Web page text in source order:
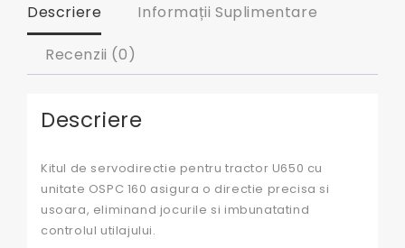
Descriere Informații Suplimentare
Recenzii (0)
Descriere
Kitul de servodirectie pentru tractor U650 cu
unitate OSPC 160 asigura o directie precisa si
usoara, eliminand jocurile si imbunatatind
controlul utilajului.